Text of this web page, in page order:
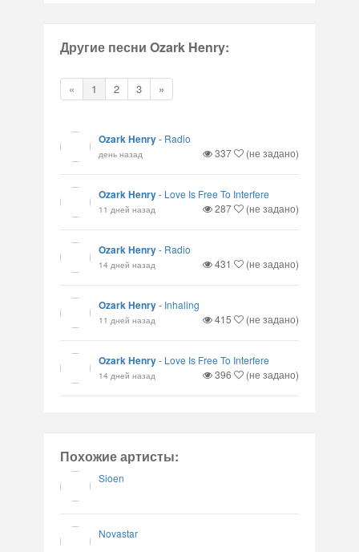
Другие песни Ozark Henry:
« 1 2 3 »
Ozark Henry- Radio
день назад 337 (не задано)
Ozark Henry- Love Is Free To Interfere
11 дней назад 287 (не задано)
Ozark Henry- Radio
14 дней назад 431 (не задано)
Ozark Henry- Inhaling
11 дней назад 415 (не задано)
Ozark Henry- Love Is Free To Interfere
14 дней назад 396 (не задано)
Похожие артисты:
Sioen
Novastar